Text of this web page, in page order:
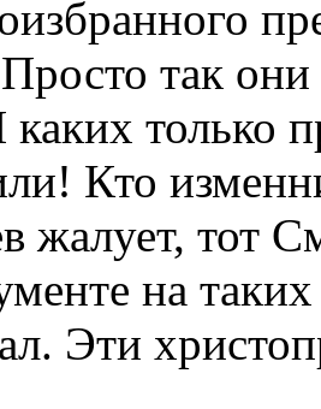
так
каких только
Кто
жалует, тот
на
Эти